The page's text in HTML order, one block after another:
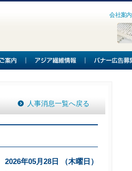
会社案内
人事消息一覧へ戻る
2026年05月28日 （木曜日）